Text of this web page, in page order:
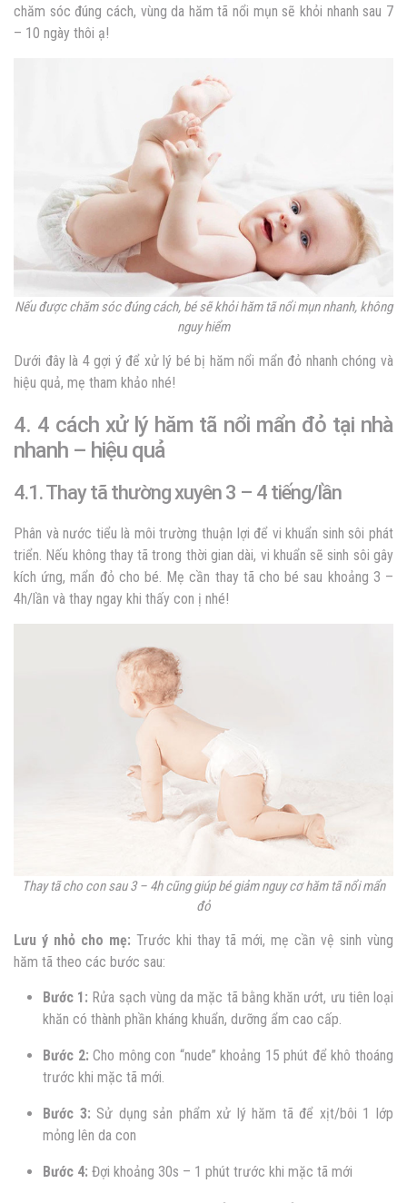
chăm sóc đúng cách, vùng da hăm tã nổi mụn sẽ khỏi nhanh sau 7
– 10 ngày thôi ạ!
Nếu được chăm sóc đúng cách, bé sẽ khỏi hăm tã nổi mụn nhanh, không
nguy hiểm
Dưới đây là 4 gợi ý để xử lý bé bị hăm nổi mẩn đỏ nhanh chóng và
hiệu quả, mẹ tham khảo nhé!
4. 4 cách xử lý hăm tã nổi mẩn đỏ tại nhà
nhanh – hiệu quả
4.1. Thay tã thường xuyên 3 – 4 tiếng/lần
Phân và nước tiểu là môi trường thuận lợi để vi khuẩn sinh sôi phát
triển. Nếu không thay tã trong thời gian dài, vi khuẩn sẽ sinh sôi gây
kích ứng, mẩn đỏ cho bé. Mẹ cần thay tã cho bé sau khoảng 3 –
4h/lần và thay ngay khi thấy con ị nhé!
Thay tã cho con sau 3 – 4h cũng giúp bé giảm nguy cơhăm tã nổi mẩn
đỏ
Lưu ý nhỏ cho mẹ: Trước khi thay tã mới, mẹ cần vệ sinh vùng
hăm tã theo các bước sau:
Bước 1: Rửa sạch vùng da mặc tã bằng khăn ướt, ưu tiên loại
khăn có thành phần kháng khuẩn, dưỡng ẩm cao cấp.
Bước 2: Cho mông con “nude” khoảng 15 phút để khô thoáng
trước khi mặc tã mới.
Bước 3: Sử dụng sản phẩm xử lý hăm tã để xịt/bôi 1 lớp
mỏng lên da con
Bước 4: Đợi khoảng 30s – 1 phút trước khi mặc tã mới